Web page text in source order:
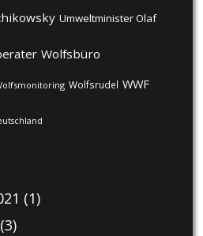
Umweltminister Olaf
Wolfsbüro
Wolfsrudel WWF
(1)
(3)